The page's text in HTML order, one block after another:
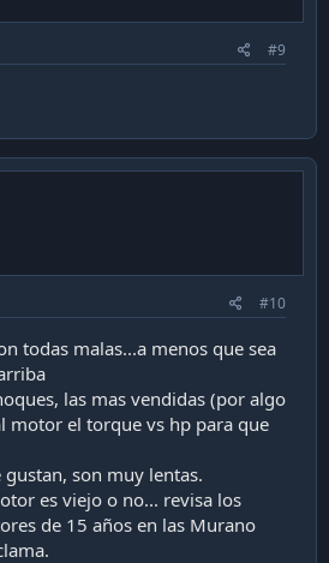
#9
#10
todas malas...a menos que sea
las mas vendidas (por algo
motor el torque vs hp para que
gustan, son muy lentas.
es viejo o no... revisa los
de 15 años en las Murano